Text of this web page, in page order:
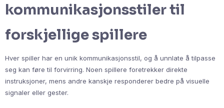
kommunikasjonsstiler til
forskjellige spillere
Hver spiller har en unik kommunikasjonsstil, og å unnlate å tilpasse
seg kan føre til forvirring. Noen spillere foretrekker direkte
instruksjoner, mens andre kanskje responderer bedre på visuelle
signaler eller gester.